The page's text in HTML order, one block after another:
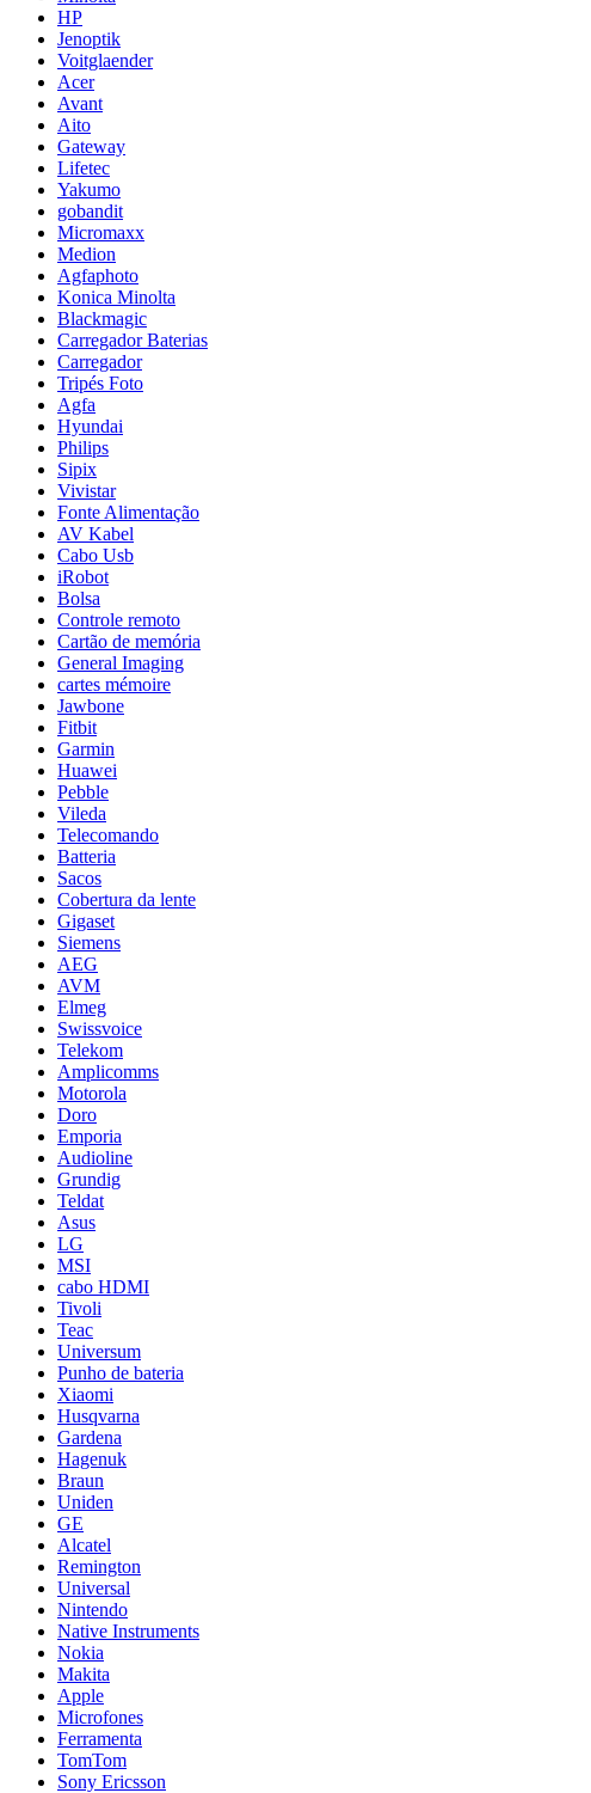
HP
Jenoptik
Voitglaender
Acer
Avant
Aito
Gateway
Lifetec
Yakumo
gobandit
Micromaxx
Medion
Agfaphoto
Konica Minolta
Blackmagic
Carregador Baterias
Carregador
Tripés Foto
Agfa
Hyundai
Philips
Sipix
Vivistar
Fonte Alimentação
AV Kabel
Cabo Usb
iRobot
Bolsa
Controle remoto
Cartão de memória
General Imaging
cartes mémoire
Jawbone
Fitbit
Garmin
Huawei
Pebble
Vileda
Telecomando
Batteria
Sacos
Cobertura da lente
Gigaset
Siemens
AEG
AVM
Elmeg
Swissvoice
Telekom
Amplicomms
Motorola
Doro
Emporia
Audioline
Grundig
Teldat
Asus
LG
MSI
cabo HDMI
Tivoli
Teac
Universum
Punho de bateria
Xiaomi
Husqvarna
Gardena
Hagenuk
Braun
Uniden
GE
Alcatel
Remington
Universal
Nintendo
Native Instruments
Nokia
Makita
Apple
Microfones
Ferramenta
TomTom
Sony Ericsson